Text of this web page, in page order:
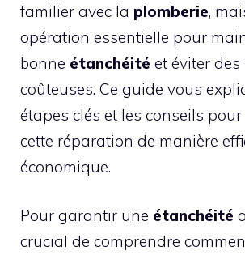
familier avec la plomberie,
opération essentielle pour
bonne étanchéité et éviter des
coûteuses. Ce guide vous
étapes clés et les conseils
cette réparation de manière
économique.
Pour garantir une étanchéité
crucial de comprendre